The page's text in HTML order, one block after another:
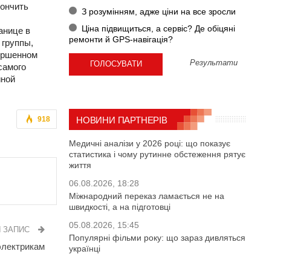
в
918
ЗАПИС
З розумінням, адже ціни на все зросли
Ціна підвищиться, а сервіс? Де обіцяні
ремонти й GPS-навігація?
Результати
НОВИНИ ПАРТНЕРІВ
Медичні аналізи у 2026 році: що показує
статистика і чому рутинне обстеження рятує
життя
06.08.2026, 18:28
Міжнародний переказ ламається не на
швидкості, а на підготовці
05.08.2026, 15:45
Популярні фільми року: що зараз дивляться
українці